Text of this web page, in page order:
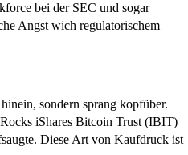
bei der SEC und sogar
Angst wich regulatorischem
sondern sprang kopfüber.
iShares Bitcoin Trust (IBIT)
Diese Art von Kaufdruck ist